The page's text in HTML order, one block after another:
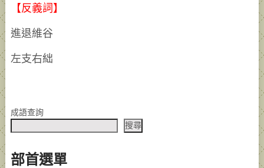
【反義詞】
進退維谷
左支右絀
成語查詢
搜尋
部首選單